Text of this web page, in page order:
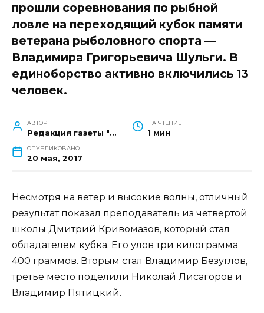
прошли соревнования по рыбной
ловле на переходящий кубок памяти
ветерана рыболовного спорта —
Владимира Григорьевича Шульги. В
единоборство активно включились 13
человек.
АВТОР
Редакция газеты "Наш край"
НА ЧТЕНИЕ
1 мин
ОПУБЛИКОВАНО
20 мая, 2017
Несмотря на ветер и высокие волны, отличный
результат показал преподаватель из четвертой
школы Дмитрий Кривомазов, который стал
обладателем кубка. Его улов три килограмма
400 граммов. Вторым стал Владимир Безуглов,
третье место поделили Николай Лисагоров и
Владимир Пятицкий.